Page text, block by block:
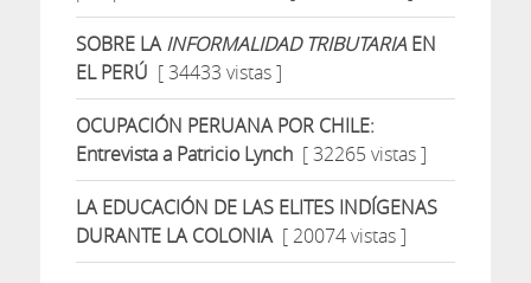
SOBRE LAINFORMALIDAD TRIBUTARIAEN
EL PERÚ [ 34433 vistas ]
OCUPACIÓN PERUANA POR CHILE:
Entrevista a Patricio Lynch[ 32265 vistas ]
LA EDUCACIÓN DE LAS ELITES INDÍGENAS
DURANTE LA COLONIA[ 20074 vistas ]